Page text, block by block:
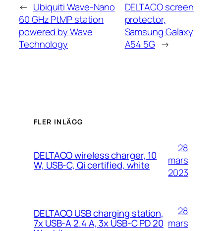
← Ubiquiti Wave-Nano
60 GHz PtMP station
powered by Wave
Technology
DELTACO screen
protector,
Samsung Galaxy
A54 5G →
FLER INLÄGG
DELTACO wireless charger, 10
W, USB-C, Qi certified, white
28
mars
2023
DELTACO USB charging station,
7x USB-A 2.4 A, 3x USB-C PD 20
28
mars